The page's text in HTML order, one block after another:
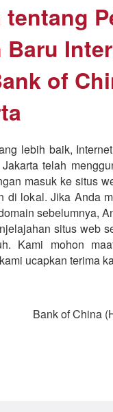
tentang
Baru
of
lebih baik,
telah
masuk ke situs
di lokal. Jika Anda
sebelumnya,
situs web
Kami mohon
ucapkan terima
Bank of China